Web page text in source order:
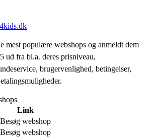
mest populære webshops og anmeldt dem
ud fra bl.a. deres prisniveau,
brugervenlighed, betingelser,
Link
Besøg webshop
Besøg webshop